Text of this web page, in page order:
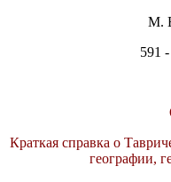
М.
591
Краткая справка о
географии,